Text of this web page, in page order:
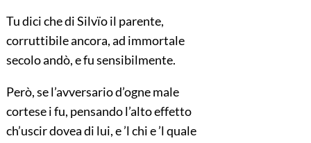
Tu dici che di Silvïo il parente,
corruttibile ancora, ad immortale
secolo andò, e fu sensibilmente.
Però, se l’avversario d’ogne male
cortese i fu, pensando l’alto effetto
ch’uscir dovea di lui, e ’l chi e ’l quale